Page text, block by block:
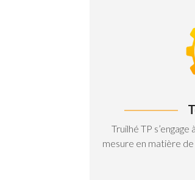
Truilhé TP
mesure en matière